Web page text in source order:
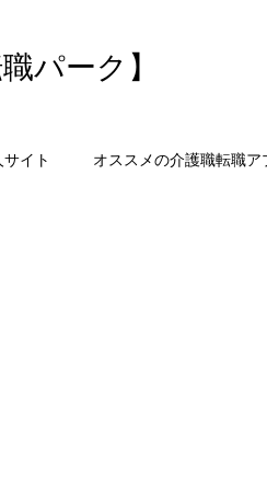
パーク】
イト オススメの介護職転職ア